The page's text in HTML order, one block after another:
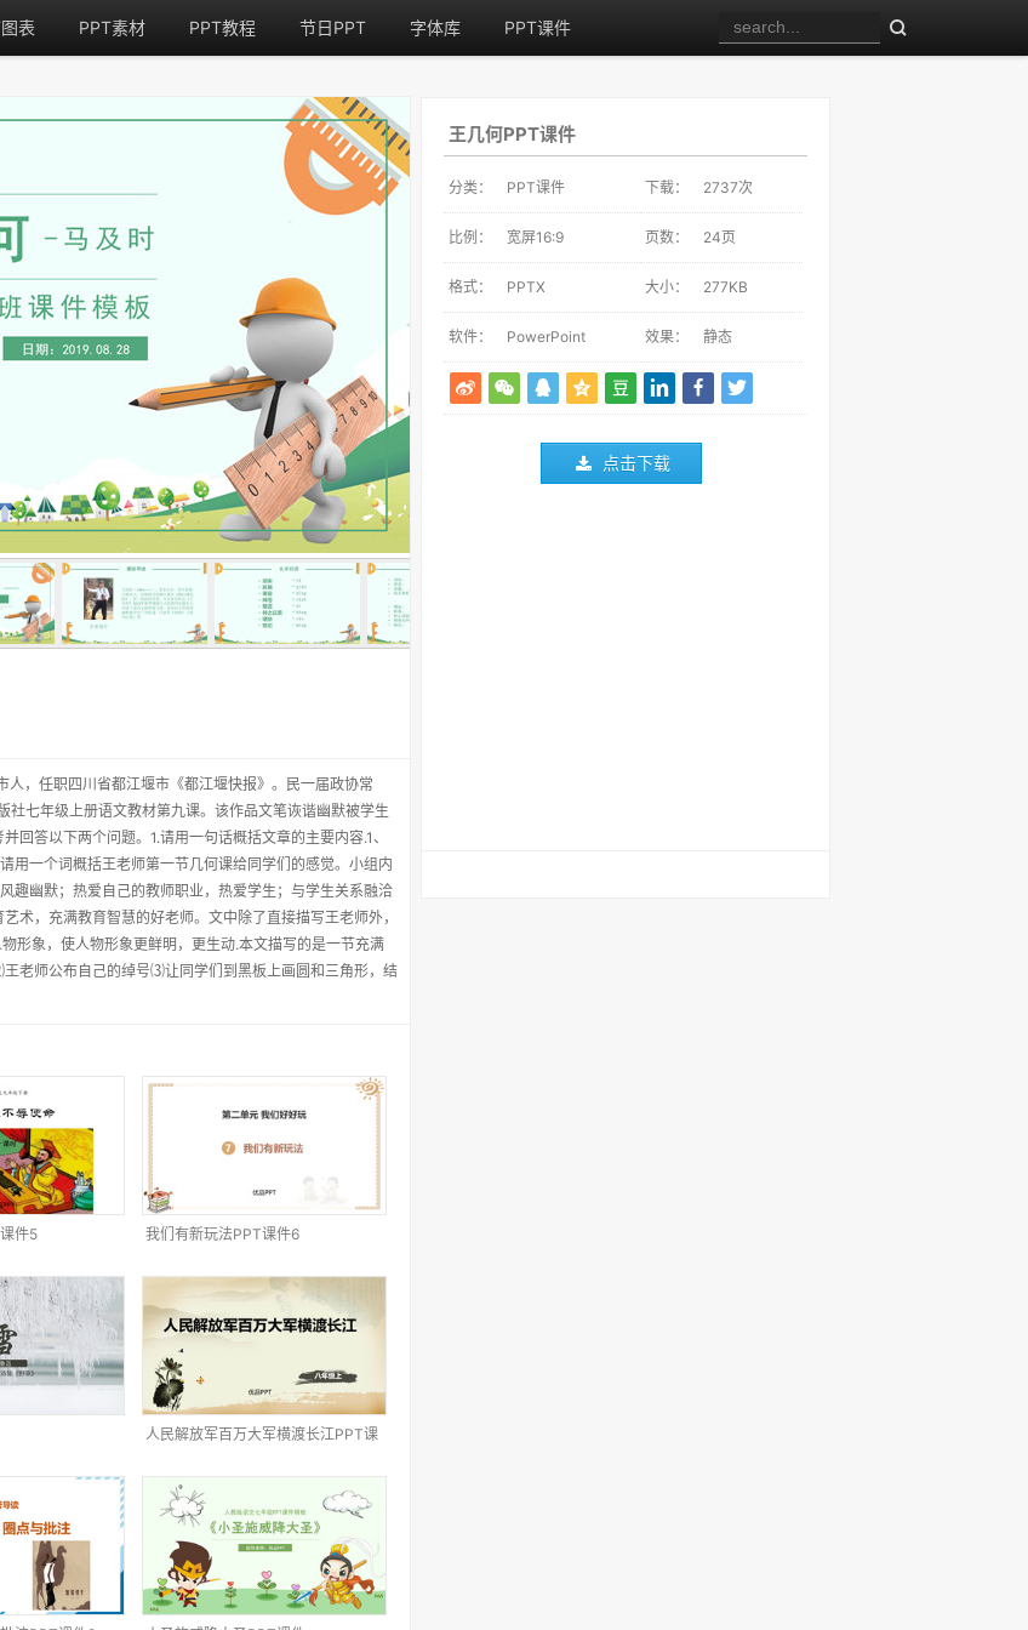
表 PPT素材 PPT教程 节日PPT 字体库 PPT课件
王几何PPT课件
分类： PPT课件 下载： 2737次
比例： 宽屏16:9 页数： 24页
格式： PPTX 大小： 277KB
软件： PowerPoint 效果： 静态
点击下载
，任职四川省都江堰市《都江堰快报》。民一届政协常
七年级上册语文教材第九课。该作品文笔诙谐幽默被学生
回答以下两个问题。1.请用一句话概括文章的主要内容.1、
用一个词概括王老师第一节几何课给同学们的感觉。小组内
趣幽默；热爱自己的教师职业，热爱学生；与学生关系融洽
术，充满教育智慧的好老师。文中除了直接描写王老师外，
形象，使人物形象更鲜明，更生动.本文描写的是一节充满
老师公布自己的绰号⑶让同学们到黑板上画圆和三角形，结
件5 我们有新玩法PPT课件6
人民解放军百万大军横渡长江PPT课